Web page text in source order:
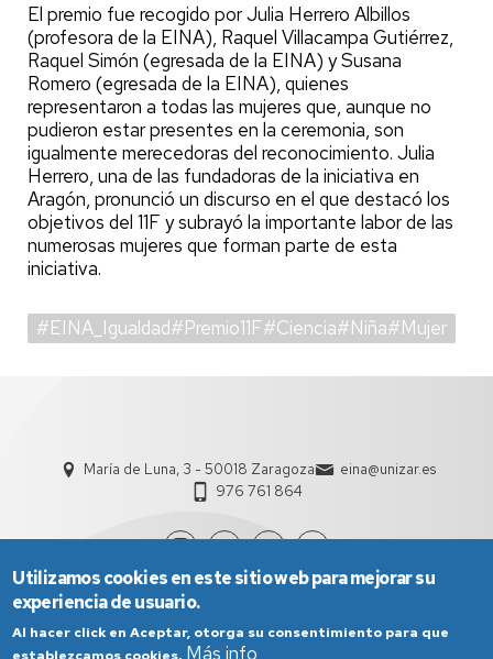
El premio fue recogido por Julia Herrero Albillos
(profesora de la EINA), Raquel Villacampa Gutiérrez,
Raquel Simón (egresada de la EINA) y Susana
Romero (egresada de la EINA), quienes
representaron a todas las mujeres que, aunque no
pudieron estar presentes en la ceremonia, son
igualmente merecedoras del reconocimiento. Julia
Herrero, una de las fundadoras de la iniciativa en
Aragón, pronunció un discurso en el que destacó los
objetivos del 11F y subrayó la importante labor de las
numerosas mujeres que forman parte de esta
iniciativa.
#EINA_Igualdad#Premio11F#Ciencia#Niña#Mujer
María de Luna, 3 - 50018 Zaragoza
eina@unizar.es
976 761 864
Utilizamos cookies en este sitio web para mejorar su
experiencia de usuario.
Al hacer click en Aceptar, otorga su consentimiento para que
Más info